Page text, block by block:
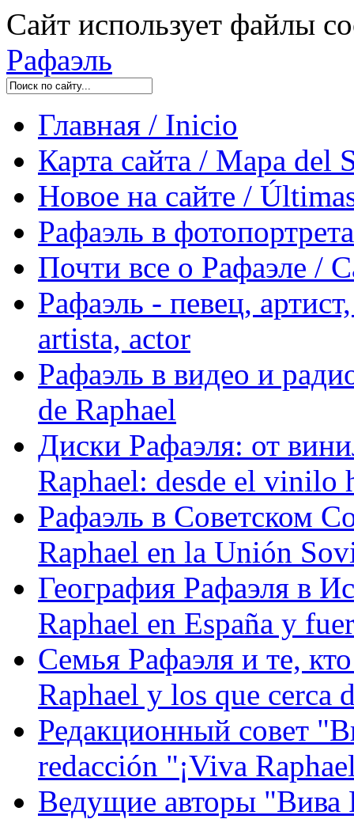
Сайт использует файлы
Рафаэль
Главная / Inicio
Карта сайта / Mapa del
Новое на сайте /
Рафаэль в
Почти все о Рафаэле /
Рафаэль - певец,
artista, actor
Рафаэль в видео и
de Raphael
Диски Рафаэля: от
Raphael: desde el vinilo
Рафаэль в Советском
Raphael en la Unión
География Рафаэля в
Raphael en España y
Семья Рафаэля и те,
Raphael y los que cerca
Редакционный совет
redacción "¡Viva
Ведущие авторы "Вива